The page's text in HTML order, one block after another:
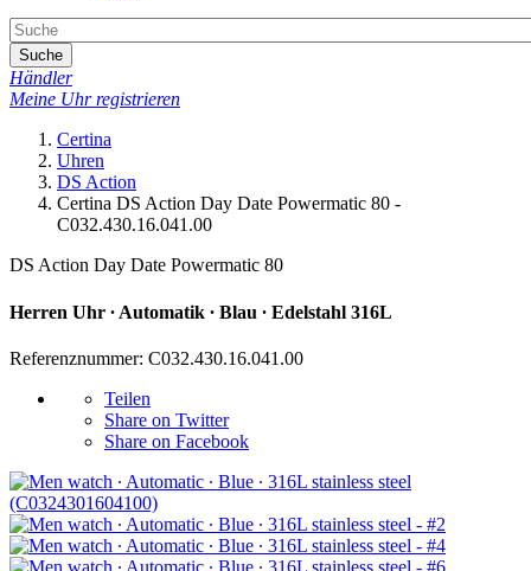
Suche
Händler
Meine Uhr registrieren
Certina
Uhren
DS Action
Certina DS Action Day Date Powermatic 80 -
C032.430.16.041.00
DS Action Day Date Powermatic 80
Herren Uhr ∙ Automatik ∙ Blau ∙ Edelstahl 316L
Referenznummer: C032.430.16.041.00
Teilen
Share on Twitter
Share on Facebook